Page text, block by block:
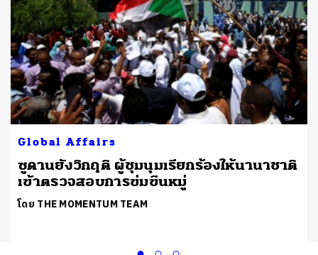
Global Affairs
ซูดานยังวิกฤติ ผู้ชุมนุมเรียกร้องให้นานาชาติ
เข้าตรวจสอบการข่มขืนหมู่
โดย THE MOMENTUM TEAM